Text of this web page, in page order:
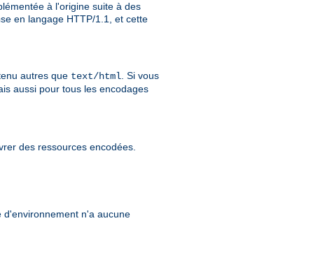
à l'origine suite à des
en langage HTTP/1.1, et cette
autres que text/html. Si vous
aussi pour tous les encodages
des ressources encodées.
d'environnement n'a aucune